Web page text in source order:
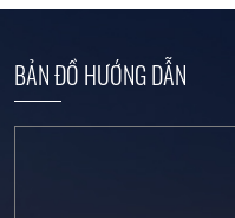
BẢN ĐỒ HƯỚNG DẪN